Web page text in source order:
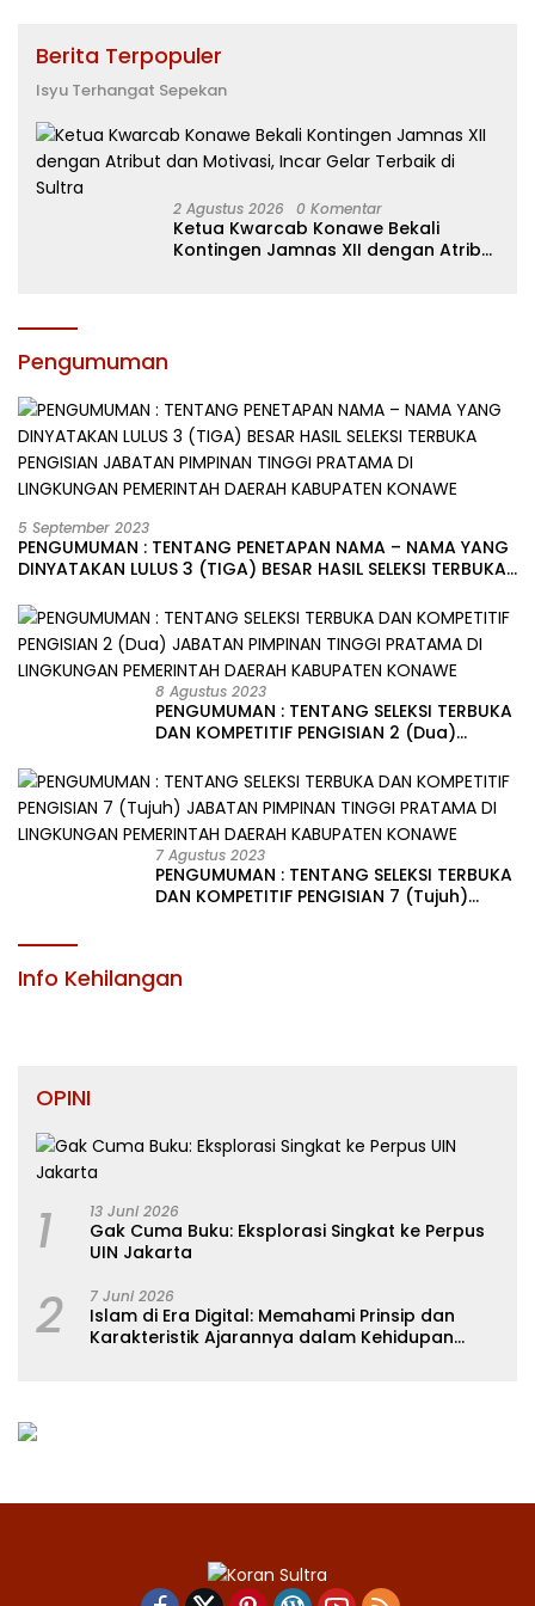
Berita Terpopuler
Isyu Terhangat Sepekan
2 Agustus 2026 0 Komentar
Ketua Kwarcab Konawe Bekali
Kontingen Jamnas XII dengan Atribut
Pengumuman
5 September 2023
PENGUMUMAN : TENTANG PENETAPAN NAMA – NAMA YANG
DINYATAKAN LULUS 3 (TIGA) BESAR HASIL SELEKSI TERBUKA
LINGKUNGAN PEMERINTAH DAERAH KABUPATEN KONAWE
8 Agustus 2023
PENGUMUMAN : TENTANG SELEKSI TERBUKA
DAN KOMPETITIF PENGISIAN 2 (Dua)
LINGKUNGAN PEMERINTAH DAERAH
KABUPATEN KONAWE
7 Agustus 2023
PENGUMUMAN : TENTANG SELEKSI TERBUKA
DAN KOMPETITIF PENGISIAN 7 (Tujuh)
Info Kehilangan
OPINI
1 13 Juni 2026
Gak Cuma Buku: Eksplorasi Singkat ke Perpus
UIN Jakarta
2 7 Juni 2026
Islam di Era Digital: Memahami Prinsip dan
Karakteristik Ajarannya dalam Kehidupan